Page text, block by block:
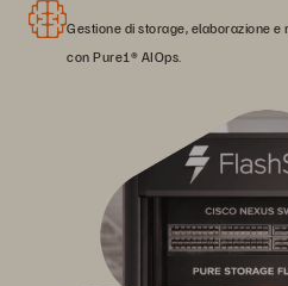
Gestione di storage, elaborazione
con Pure1® AIOps.